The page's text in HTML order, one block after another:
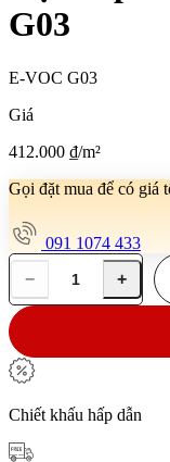
G03
E-VOC G03
Giá
412.000 ₫/m²
Gọi đặt mua để có giá
091 1074 433
Gạch
ốp
tường
30x60
E-
VOC
G03
số
lượng
− +
Chiết khấu hấp dẫn